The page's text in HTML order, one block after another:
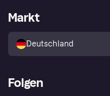
Klarna App
Shops entdecken
Käuferschutzrichtlinie
Händlerportal
Markt
Deutschland
Folgen